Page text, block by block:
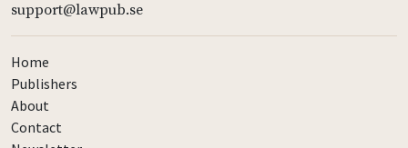
support@lawpub.se
Home
Publishers
About
Contact